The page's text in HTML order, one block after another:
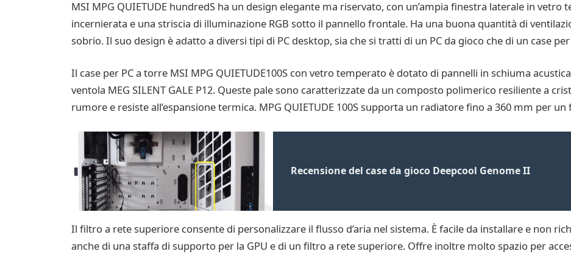
MSI MPG QUIETUDE hundredS ha un design elegante ma riservato, con un’ampia finestra laterale in vetro
incernierata e una striscia di illuminazione RGB sotto il pannello frontale. Ha una buona quantità di
sobrio. Il suo design è adatto a diversi tipi di PC desktop, sia che si tratti di un PC da gioco che di un case
Il case per PC a torre MSI MPG QUIETUDE100S con vetro temperato è dotato di pannelli in schiuma
ventola MEG SILENT GALE P12. Queste pale sono caratterizzate da un composto polimerico resiliente a
rumore e resiste all’espansione termica. MPG QUIETUDE 100S supporta un radiatore fino a 360 mm per un
Recensione del case da gioco Deepcool Genome II
Il filtro a rete superiore consente di personalizzare il flusso d’aria nel sistema. È facile da installare e non
anche di una staffa di supporto per la GPU e di un filtro a rete superiore. Offre inoltre molto spazio per